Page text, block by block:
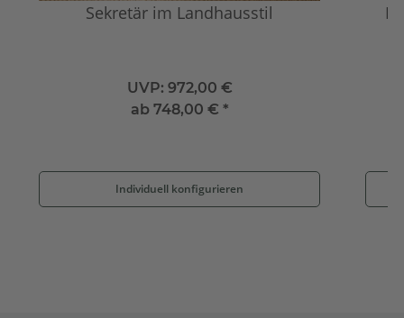
Sekretär im Landhausstil
UVP: 972,00 €
ab 748,00 € *
Individuell konfigurieren